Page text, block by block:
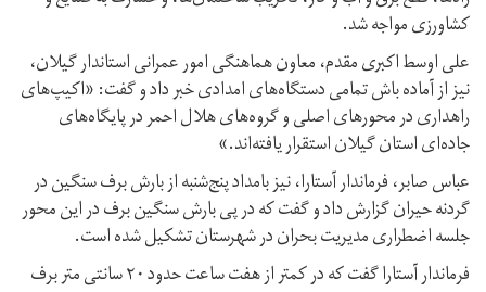
کشاورزی مواجه شد.
علی اوسط اکبری مقدم، معاون هماهنگی امور عمرانی استاندار گیلان،
نیز از آماده باش تمامی دستگاه‌های امدادی خبر داد و گفت: «اکیپ‌های
راهداری در محورهای اصلی و گروه‌های هلال احمر در پایگاه‌های
جاده‌ای استان گیلان استقرار یافته‌اند.»
عباس صابر، فرماندار آستارا، نیز بامداد پنج‌شنبه از بارش برف سنگین در
گردنه حیران گزارش داد و گفت که در پی بارش سنگین برف در این محور
جلسه اضطراری مدیریت بحران در شهرستان تشکیل شده است.
فرماندار آستارا گفت که در کمتر از هفت ساعت حدود ۲۰ سانتی متر برف